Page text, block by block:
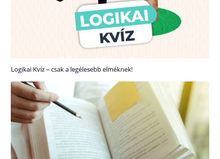
Logikai Kvíz – csak a legélesebb elméknek!